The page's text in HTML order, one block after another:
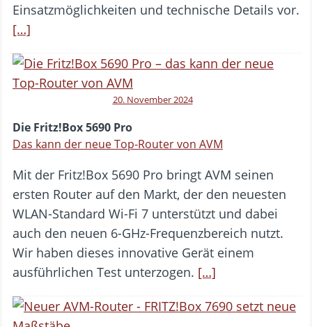
Einsatzmöglichkeiten und technische Details vor.
[…]
20. November 2024
Die Fritz!Box 5690 Pro
Das kann der neue Top-Router von AVM
Mit der Fritz!Box 5690 Pro bringt AVM seinen
ersten Router auf den Markt, der den neuesten
WLAN-Standard Wi-Fi 7 unterstützt und dabei
auch den neuen 6-GHz-Frequenzbereich nutzt.
Wir haben dieses innovative Gerät einem
ausführlichen Test unterzogen. […]